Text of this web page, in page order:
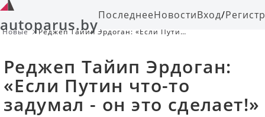
autoparus.byПоследнееНовостиВход/
Новые
Реджеп Тайип Эрдоган: «Если Путин
Реджеп Тайип Эрдоган:
«Если Путин что-то
задумал - он это сделает!»